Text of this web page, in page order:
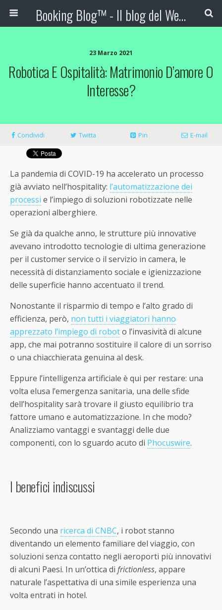
Booking Blog™ - Il blog del Web Marketing Turistico
23 Marzo 2021
Robotica E Ospitalità: Matrimonio D’amore O
Interesse?
Condividi Twitta Pin E-mail
La pandemia di COVID-19 ha accelerato un processo
già avviato nell’hospitality: l’automatizzazione dei
processi e l’impiego di soluzioni robotizzate nelle
operazioni alberghiere.
Se già da qualche anno, le strutture più innovative
avevano introdotto tecnologie di ultima generazione
per il customer service o il servizio in camera, le
necessità di distanziamento sociale e igienizzazione
delle superficie hanno accentuato il trend.
Nonostante il risparmio di tempo e l’alto grado di
efficienza, però, non tutti i viaggiatori hanno
apprezzato l’impiego di roboto l’invasività di alcune
app, che mai potranno sostituire il calore di un sorriso
o una chiacchierata genuina al desk.
Eppure l’intelligenza artificiale è qui per restare: una
volta elusa l’emergenza sanitaria, una delle sfide
dell’hospitality sarà trovare il giusto equilibrio tra
fattore umano e automatizzazione. In che modo?
Analizziamo vantaggi e svantaggi delle due
componenti, con lo sguardo acuto di Phocuswire.
I benefici indiscussi
Secondo una ricerca di CNBC, i robot stanno
diventando un elemento familiare del viaggio, con
soluzioni senza contatto negli aeroporti più innovativi
di alcuni Paesi. In un’ottica di frictionless, appare
naturale l’aspettativa di una simile esperienza una
volta entrati in hotel.